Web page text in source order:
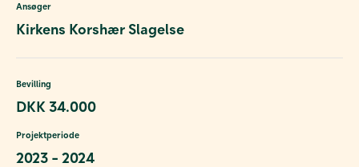
Ansøger
Kirkens Korshær Slagelse
Bevilling
DKK 34.000
Projektperiode
2023 - 2024